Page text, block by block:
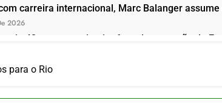
carreira internacional, Marc Balanger
2026
42 rotas na primeira fase de operação do
voos diretos entre Porto Alegre e Montevidéu
Serra Catarinense: Região do Salto Caveiras
para o Rio